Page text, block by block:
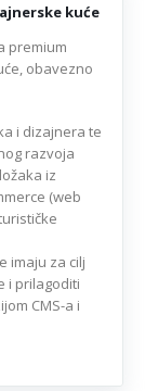
kuće
premium
obavezno
i dizajnera te
razvoja
iz
(web
imaju za cilj
i prilagoditi
CMS-a i